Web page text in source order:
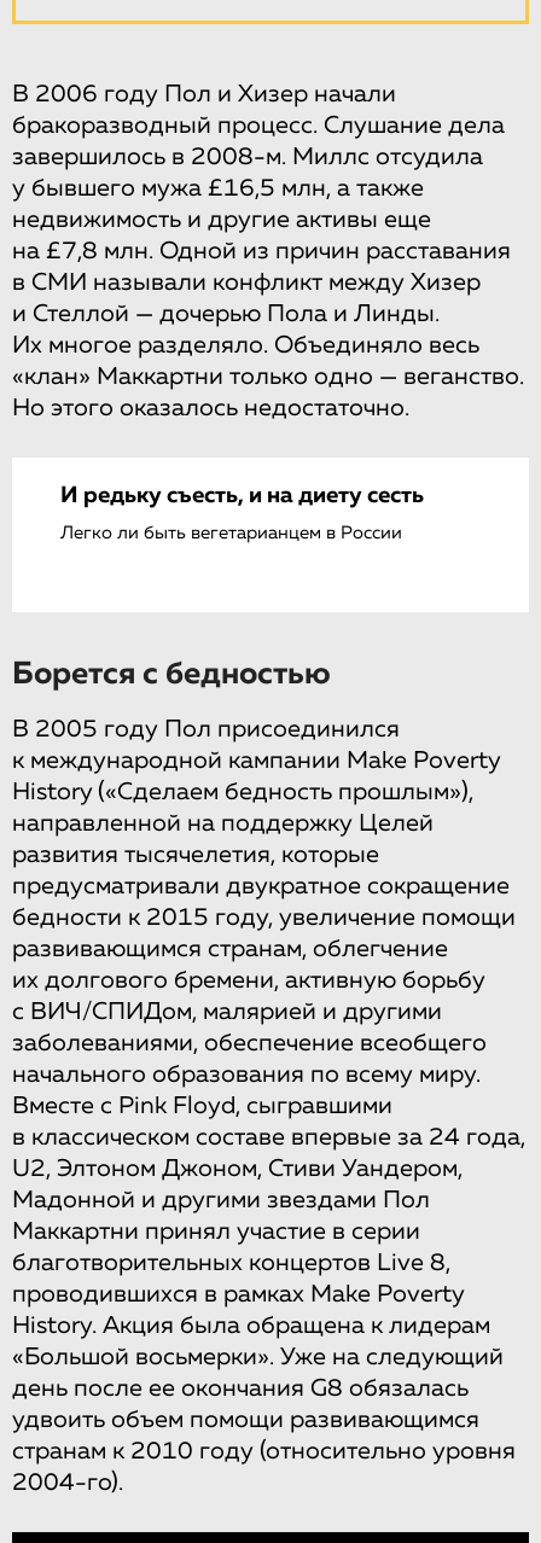
В 2006 году Пол и Хизер начали
бракоразводный процесс. Слушание дела
завершилось в 2008-м. Миллс отсудила
у бывшего мужа £16,5 млн, а также
недвижимость и другие активы еще
на £7,8 млн. Одной из причин расставания
в СМИ называли конфликт между Хизер
и Стеллой — дочерью Пола и Линды.
Их многое разделяло. Объединяло весь
«клан» Маккартни только одно — веганство.
Но этого оказалось недостаточно.
И редьку съесть, и на диету сесть
Легко ли быть вегетарианцем в России
Борется с бедностью
В 2005 году Пол присоединился
к международной кампании Make Poverty
History («Сделаем бедность прошлым»),
направленной на поддержку Целей
развития тысячелетия, которые
предусматривали двукратное сокращение
бедности к 2015 году, увеличение помощи
развивающимся странам, облегчение
их долгового бремени, активную борьбу
с ВИЧ/СПИДом, малярией и другими
заболеваниями, обеспечение всеобщего
начального образования по всему миру.
Вместе с Pink Floyd, сыгравшими
в классическом составе впервые за 24 года,
U2, Элтоном Джоном, Стиви Уандером,
Мадонной и другими звездами Пол
Маккартни принял участие в серии
благотворительных концертов Live 8,
проводившихся в рамках Make Poverty
History. Акция была обращена к лидерам
«Большой восьмерки». Уже на следующий
день после ее окончания G8 обязалась
удвоить объем помощи развивающимся
странам к 2010 году (относительно уровня
2004-го).